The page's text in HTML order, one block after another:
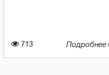
713 Подробнее